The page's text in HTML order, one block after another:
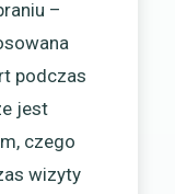
–
podczas
jest
czego
wizyty